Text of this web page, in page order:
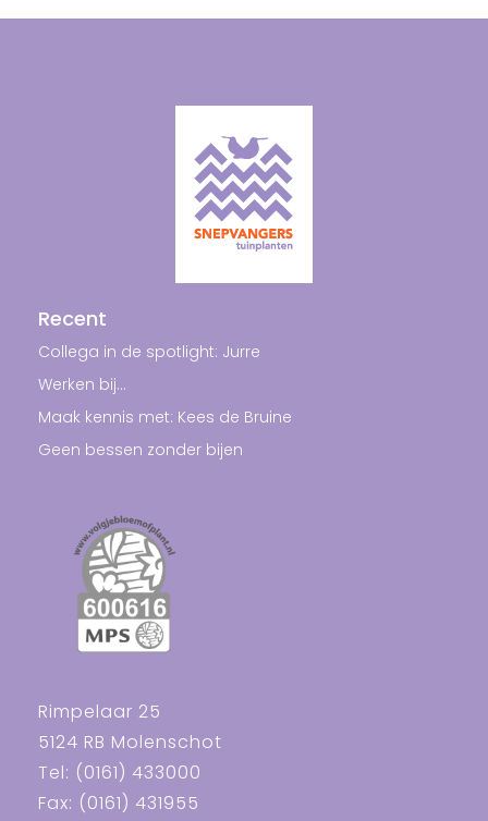
Recent
Collega in de spotlight: Jurre
Werken bij…
Maak kennis met: Kees de Bruine
Geen bessen zonder bijen
Rimpelaar 25
5124 RB Molenschot
Tel: (0161) 433000
Fax: (0161) 431955